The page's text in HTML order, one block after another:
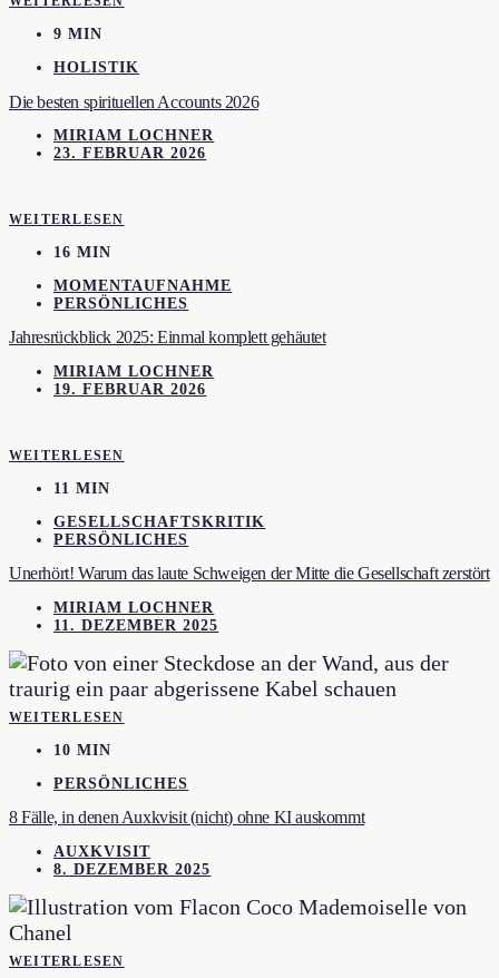
9 MIN
HOLISTIK
Die besten spirituellen Accounts 2026
MIRIAM LOCHNER
23. FEBRUAR 2026
WEITERLESEN
16 MIN
MOMENTAUFNAHME
PERSÖNLICHES
Jahresrückblick 2025: Einmal komplett gehäutet
MIRIAM LOCHNER
19. FEBRUAR 2026
WEITERLESEN
11 MIN
GESELLSCHAFTSKRITIK
PERSÖNLICHES
Unerhört! Warum das laute Schweigen der Mitte die Gesellschaft zerstört
MIRIAM LOCHNER
11. DEZEMBER 2025
WEITERLESEN
10 MIN
PERSÖNLICHES
8 Fälle, in denen Auxkvisit (nicht) ohne KI auskommt
AUXKVISIT
8. DEZEMBER 2025
WEITERLESEN